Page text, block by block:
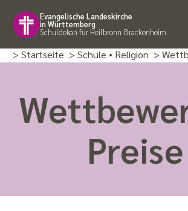
Evangelische Landeskirche
in Württemberg
Schuldekan für Heilbronn-Brackenheim
> Startseite > Schule • Religion >
Preise